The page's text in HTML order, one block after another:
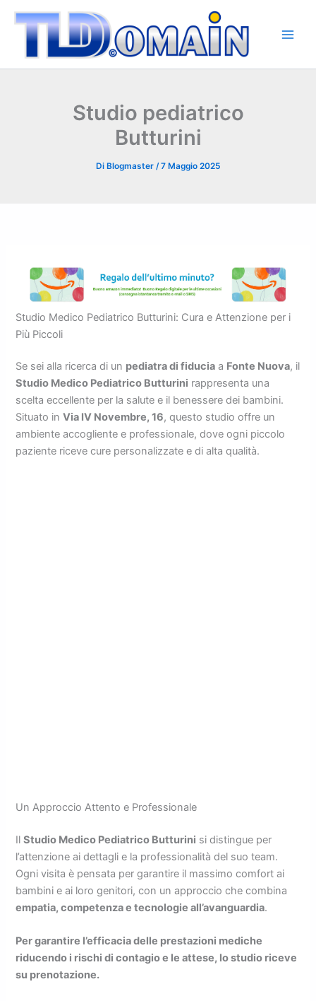
contenuto
Studio pediatrico
Butturini
Di Blogmaster /7 Maggio 2025
Studio Medico Pediatrico Butturini: Cura e Attenzione per i
Più Piccoli
Se sei alla ricerca di un pediatra di fiducia a Fonte Nuova, il
Studio Medico Pediatrico Butturini rappresenta una
scelta eccellente per la salute e il benessere dei bambini.
Situato inVia IV Novembre, 16, questo studio offre un
ambiente accogliente e professionale, dove ogni piccolo
paziente riceve cure personalizzate e di alta qualità.
Un Approccio Attento e Professionale
IlStudio Medico Pediatrico Butturini si distingue per
l’attenzione ai dettagli e la professionalità del suo team.
Ogni visita è pensata per garantire il massimo comfort ai
bambini e ai loro genitori, con un approccio che combina
empatia, competenza e tecnologie all’avanguardia.
Per garantire l’efficacia delle prestazioni mediche
riducendo i rischi di contagio e le attese, lo studio riceve
su prenotazione.